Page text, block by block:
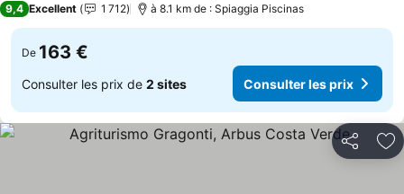
9,4 Excellent 1 712 à 8.1 km de : Spiaggia Piscinas
De 163 €
Consulter les prix de 2 sites Consulter les prix
Partager